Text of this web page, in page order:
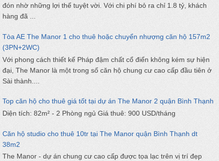
đón nhờ những lợi thế tuyệt vời. Với chi phí bỏ ra chỉ 1.8 tỷ, khách
hàng đã ...
Tòa AE The Manor 1 cho thuê hoặc chuyển nhượng căn hộ 157m2
(3PN+2WC)
Với phong cách thiết kế Pháp đậm chất cổ điển không kém sự hiện
đại, The Manor là một trong số căn hộ chung cư cao cấp đầu tiên ở
Sài thành....
Top căn hộ cho thuê giá tốt tại dự án The Manor 2 quận Bình Thạnh
Diện tích: 82m² - 2 Phòng ngủ Giá thuê: 900 USD/tháng
Căn hộ studio cho thuê 10tr tại The Manor quận Bình Thạnh dt
38m2
The Manor - dự án chung cư cao cấp được tọa lạc trên vị trí đẹp